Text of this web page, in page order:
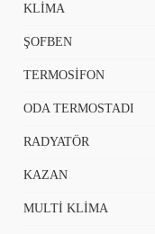
KLİMA
ŞOFBEN
TERMOSİFON
ODA TERMOSTADI
RADYATÖR
KAZAN
MULTİ KLİMA